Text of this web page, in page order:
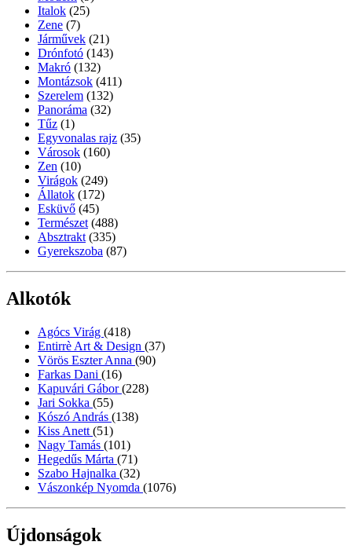
Italok (25)
Zene (7)
Járművek (21)
Drónfotó (143)
Makró (132)
Montázsok (411)
Szerelem (132)
Panoráma (32)
Tűz (1)
Egyvonalas rajz (35)
Városok (160)
Zen (10)
Virágok (249)
Állatok (172)
Esküvő (45)
Természet (488)
Absztrakt (335)
Gyerekszoba (87)
Alkotók
Agócs Virág (418)
Entirrè Art & Design (37)
Vörös Eszter Anna (90)
Farkas Dani (16)
Kapuvári Gábor(228)
Jari Sokka (55)
Kószó András (138)
Kiss Anett (51)
Nagy Tamás (101)
Hegedűs Márta (71)
Szabo Hajnalka (32)
Vászonkép Nyomda (1076)
Újdonságok